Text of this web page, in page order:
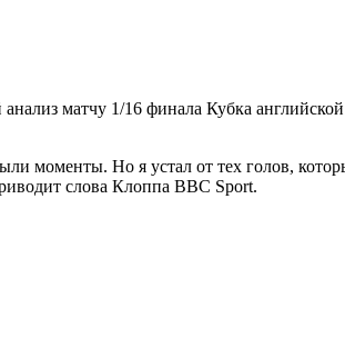
анализ матчу 1/16 финала Кубка
моменты. Но я устал от тех голов,
слова Клоппа ВВС Sport.